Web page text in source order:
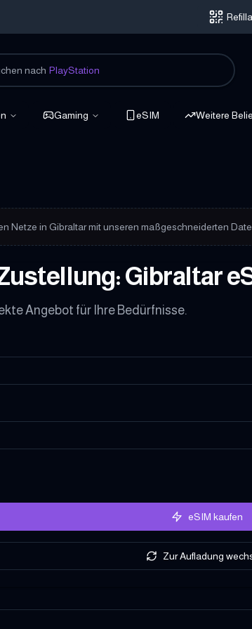
nach PlayStation
Gaming eSIM Weitere
Netze in Gibraltar mit unseren maßgeschneiderten
Gibraltar
Angebot für Ihre Bedürfnisse.
eSIM kaufen
Zur Aufladung